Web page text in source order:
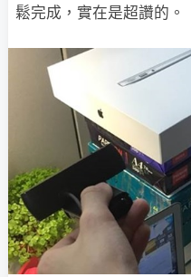
鬆完成，實在是超讚的。